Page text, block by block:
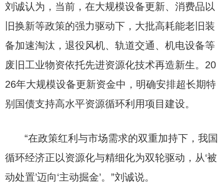
刘诚认为，当前，在大规模设备更新、消费品以
旧换新等政策的强力驱动下，大批高耗能老旧装
备加速淘汰，退役风机、轨道交通、机电设备等
废旧工业物资依托先进资源化技术再造新生。20
26年大规模设备更新资金中，明确安排超长期特
别国债支持高水平资源循环利用项目建设。
“在政策红利与市场需求的双重加持下，我国
循环经济正以资源化与精细化为双轮驱动，从‘被
动处置’迈向‘主动掘金’。”刘诚说。